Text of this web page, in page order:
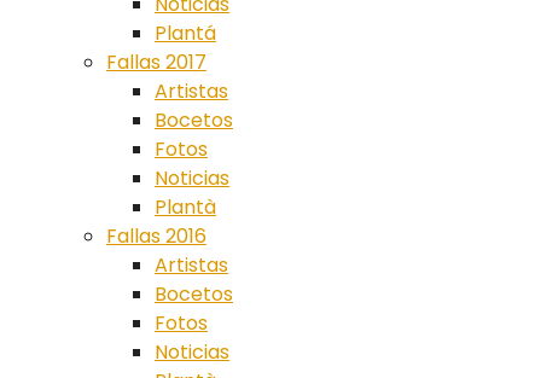
Plantá
Fallas 2017
Artistas
Bocetos
Fotos
Noticias
Plantà
Fallas 2016
Artistas
Bocetos
Fotos
Noticias